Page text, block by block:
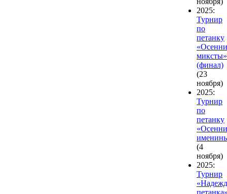
2025:
Турнир
по
петанку
миксты»
(финал)
(23
ноября)
2025:
Турнир
по
петанку
(4
ноября)
2025:
Турнир